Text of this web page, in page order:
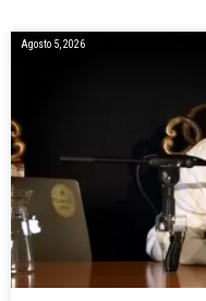
Agosto 5, 2026